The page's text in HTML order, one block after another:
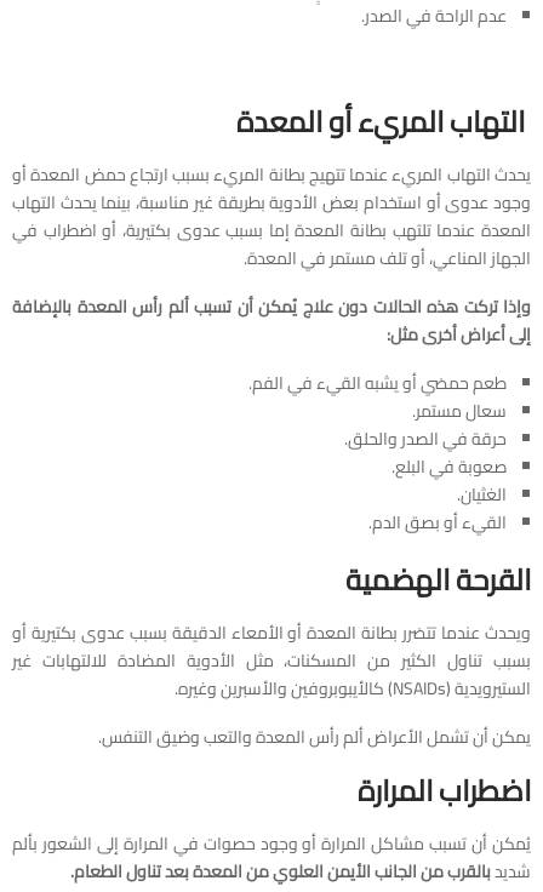
عدم الراحة في الصدر.
التهاب المريء أو المعدة
يحدث التهاب المريء عندما تتهيج بطانة المريء بسبب ارتجاع حمض المعدة أو
وجود عدوى أو استخدام بعض الأدوية بطريقة غير مناسبة، بينما يحدث التهاب
المعدة عندما تلتهب بطانة المعدة إما بسبب عدوى بكتيرية، أو اضطراب في
الجهاز المناعي، أو تلف مستمر في المعدة.
وإذا تركت هذه الحالات دون علاج يُمكن أن تسبب ألم رأس المعدة بالإضافة
إلى أعراض أخرى مثل:
طعم حمضي أو يشبه القيء في الفم.
سعال مستمر.
حرقة في الصدر والحلق.
صعوبة في البلع.
الغثيان.
القيء أو بصق الدم.
القرحة الهضمية
ويحدث عندما تتضرر بطانة المعدة أو الأمعاء الدقيقة بسبب عدوى بكتيرية أو
بسبب تناول الكثير من المسكنات، مثل الأدوية المضادة للالتهابات غير
الستيرويدية (NSAIDs) كالأيبوبروفين والأسبرين وغيره.
يمكن أن تشمل الأعراض ألم رأس المعدة والتعب وضيق التنفس.
اضطراب المرارة
يُمكن أن تسبب مشاكل المرارة أو وجود حصوات في المرارة إلى الشعور بألم
شديدبالقرب من الجانب الأيمن العلوي من المعدة بعد تناول الطعام.